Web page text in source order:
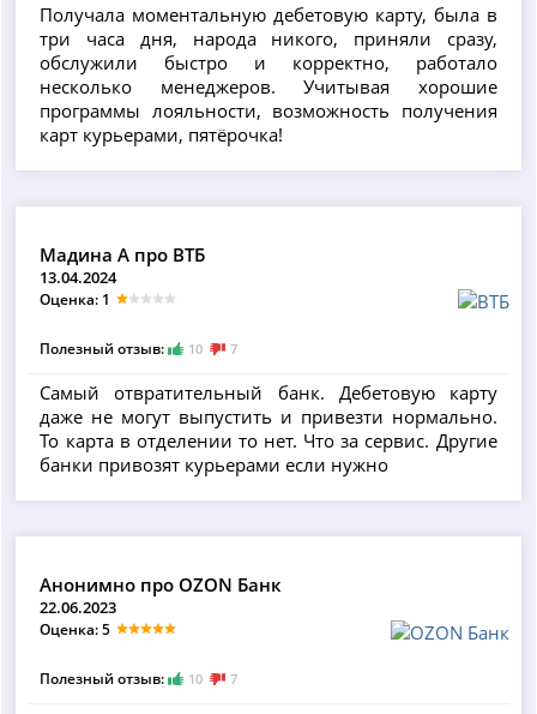
Получала моментальную дебетовую карту, была в
три часа дня, народа никого, приняли сразу,
обслужили быстро и корректно, работало
несколько менеджеров. Учитывая хорошие
программы лояльности, возможность получения
карт курьерами, пятёрочка!
Мадина А про ВТБ
13.04.2024
Оценка: 1
Полезный отзыв: 10 7
Самый отвратительный банк. Дебетовую карту
даже не могут выпустить и привезти нормально.
То карта в отделении то нет. Что за сервис. Другие
банки привозят курьерами если нужно
Анонимно про OZON Банк
22.06.2023
Оценка: 5
Полезный отзыв: 10 7